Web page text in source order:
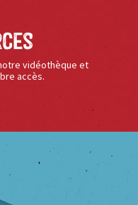
vidéothèque et
accès.